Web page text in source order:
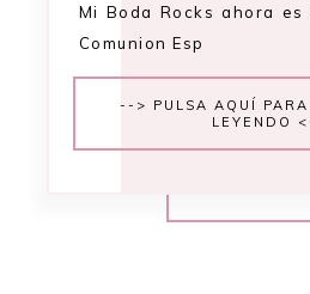
Mi Boda Rocks ahora es
Comunion Esp
--> PULSA AQUÍ PARA
LEYENDO